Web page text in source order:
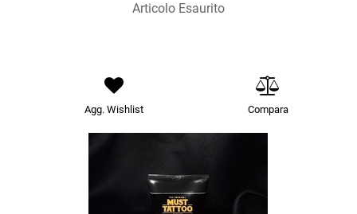
Articolo Esaurito
Agg. Wishlist Compara